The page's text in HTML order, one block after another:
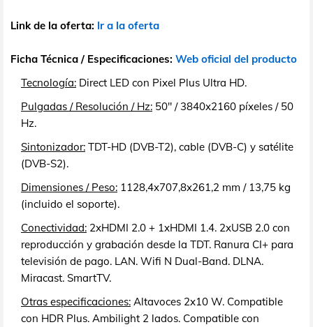
Link de la oferta: Ir a la oferta
Ficha Técnica / Especificaciones: Web oficial del producto
Tecnología: Direct LED con Pixel Plus Ultra HD.
Pulgadas / Resolución / Hz: 50" / 3840x2160 píxeles / 50
Hz.
Sintonizador: TDT-HD (DVB-T2), cable (DVB-C) y satélite
(DVB-S2).
Dimensiones / Peso: 1128,4x707,8x261,2 mm / 13,75 kg
(incluido el soporte).
Conectividad: 2xHDMI 2.0 + 1xHDMI 1.4. 2xUSB 2.0 con
reproducción y grabación desde la TDT. Ranura CI+ para
televisión de pago. LAN. Wifi N Dual-Band. DLNA.
Miracast. SmartTV.
Otras especificaciones: Altavoces 2x10 W. Compatible
con HDR Plus. Ambilight 2 lados. Compatible con